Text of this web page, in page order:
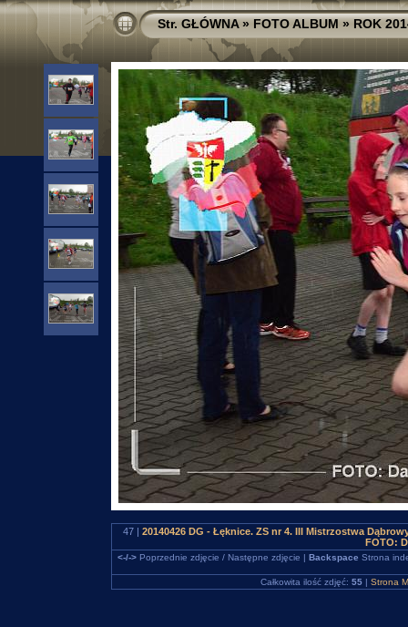
Str. GŁÓWNA»FOTO ALBUM»ROK
47 | 20140426 DG - Łęknice. ZS nr 4. III Mistrzostwa
FOTO:
<-/->Poprzednie zdjęcie / Następne zdjęcie | Backspace Strona
Całkowita ilość zdjęć: 55 | Strona